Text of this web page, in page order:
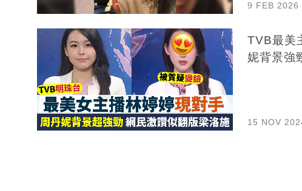
9 FEB 2026
TVB最美
妮背景強
15 NOV